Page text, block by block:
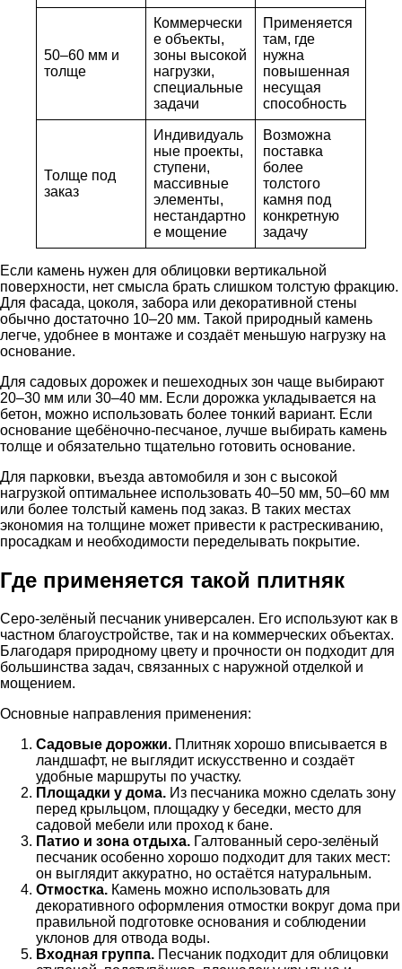
50–60 мм и
толще
Коммерчески
е объекты,
зоны высокой
нагрузки,
специальные
задачи
Применяется
там, где
нужна
повышенная
несущая
способность
Толще под
заказ
Индивидуаль
ные проекты,
ступени,
массивные
элементы,
нестандартно
е мощение
Возможна
поставка
более
толстого
камня под
конкретную
задачу
Если камень нужен для облицовки вертикальной
поверхности, нет смысла брать слишком толстую фракцию.
Для фасада, цоколя, забора или декоративной стены
обычно достаточно 10–20 мм. Такой природный камень
легче, удобнее в монтаже и создаёт меньшую нагрузку на
основание.
Для садовых дорожек и пешеходных зон чаще выбирают
20–30 мм или 30–40 мм. Если дорожка укладывается на
бетон, можно использовать более тонкий вариант. Если
основание щебёночно-песчаное, лучше выбирать камень
толще и обязательно тщательно готовить основание.
Для парковки, въезда автомобиля и зон с высокой
нагрузкой оптимальнее использовать 40–50 мм, 50–60 мм
или более толстый камень под заказ. В таких местах
экономия на толщине может привести к растрескиванию,
просадкам и необходимости переделывать покрытие.
Где применяется такой плитняк
Серо-зелёный песчаник универсален. Его используют как в
частном благоустройстве, так и на коммерческих объектах.
Благодаря природному цвету и прочности он подходит для
большинства задач, связанных с наружной отделкой и
мощением.
Основные направления применения:
Садовые дорожки. Плитняк хорошо вписывается в
ландшафт, не выглядит искусственно и создаёт
удобные маршруты по участку.
Площадки у дома. Из песчаника можно сделать зону
перед крыльцом, площадку у беседки, место для
садовой мебели или проход к бане.
Патио и зона отдыха. Галтованный серо-зелёный
песчаник особенно хорошо подходит для таких мест:
он выглядит аккуратно, но остаётся натуральным.
Отмостка. Камень можно использовать для
декоративного оформления отмостки вокруг дома при
правильной подготовке основания и соблюдении
уклонов для отвода воды.
Входная группа. Песчаник подходит для облицовки